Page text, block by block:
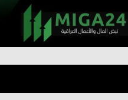
miga24.com